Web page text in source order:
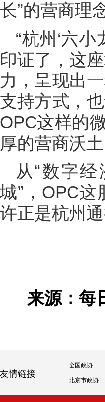
长”的营商理
“杭州‘六
印证了，这
力，呈现出
支持方式，
OPC这样的
厚的营商沃
从“数字
城”，OPC
许正是杭州
来源：
友情链接
全国政协
北京市政协